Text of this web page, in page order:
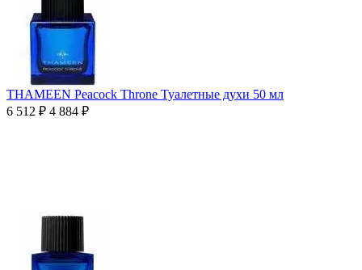
THAMEEN Peacock Throne Туалетные духи 50 мл
6 512 ₽ 4 884 ₽